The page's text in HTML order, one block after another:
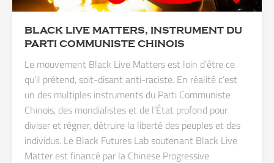
BLACK LIVE MATTERS, INSTRUMENT DU
PARTI COMMUNISTE CHINOIS
Le mouvement Black Live Matters est loin d’être ce
qu’il prétend, soit-disant anti-raciste. En réalité c’est
un des multiples instruments du Parti Communiste
Chinois, des mondialistes et de l’État profond pour
diviser et régner, détruire la liberté des peuples et des
individus. Le Black Futures Lab soutenant Black Live
Matter est financé par la Chinese Progressive